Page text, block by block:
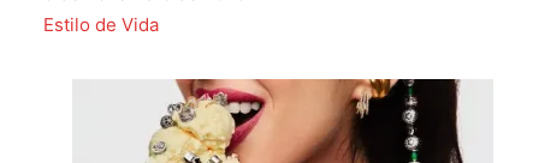
Em relação a
Estilo de Vida